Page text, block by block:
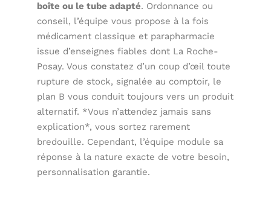
boîte ou le tube adapté. Ordonnance ou
conseil, l’équipe vous propose à la fois
médicament classique et parapharmacie
issue d’enseignes fiables dont La Roche-
Posay. Vous constatez d’un coup d’œil toute
rupture de stock, signalée au comptoir, le
plan B vous conduit toujours vers un produit
alternatif. *Vous n’attendez jamais sans
explication*, vous sortez rarement
bredouille. Cependant, l’équipe module sa
réponse à la nature exacte de votre besoin,
personnalisation garantie.